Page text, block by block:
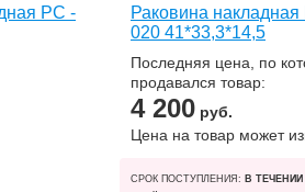
РС -
Раковина
020 41*33,3*14,5
Последняя цена, по
продавался товар:
4 200 руб.
Цена на товар может
СРОК ПОСТУПЛЕНИЯ: В ТЕЧЕНИИ